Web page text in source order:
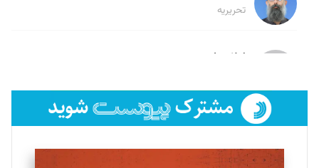
تحریریه
لیلا حنارود
فائزه فتحی رستمی
تحریریه